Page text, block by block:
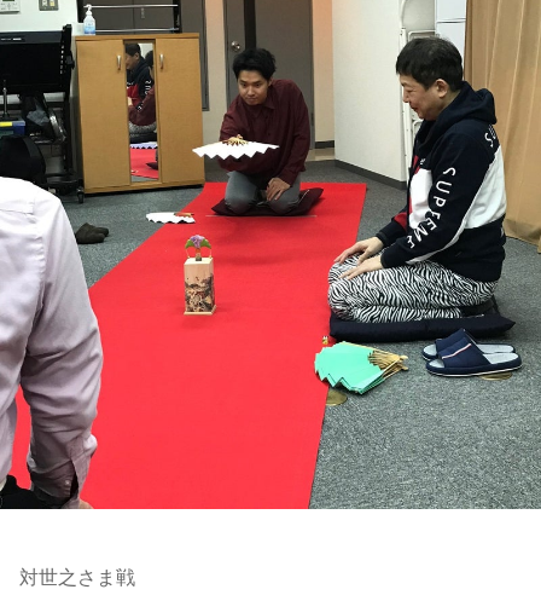
対世之さま戦